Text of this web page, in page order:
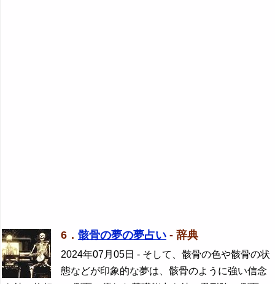
6． 骸骨の夢の夢占い - 辞典
2024年07月05日 - そして、骸骨の色や骸骨の状
態などが印象的な夢は、骸骨のように強い信念